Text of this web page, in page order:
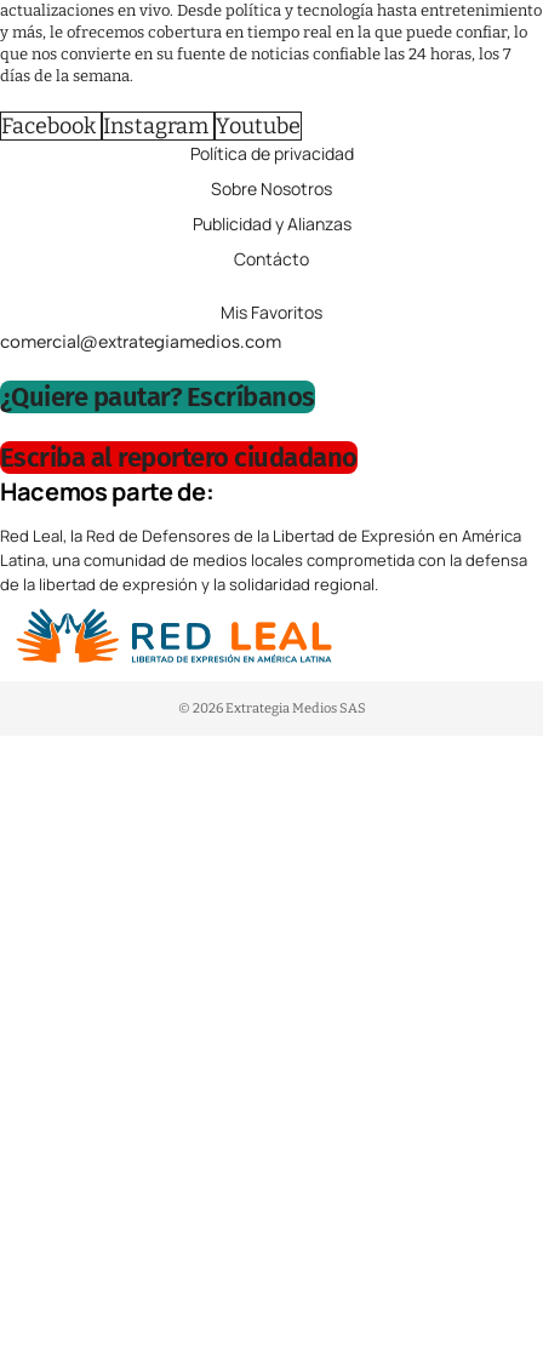
actualizaciones en vivo. Desde política y tecnología hasta entretenimiento
y más, le ofrecemos cobertura en tiempo real en la que puede confiar, lo
que nos convierte en su fuente de noticias confiable las 24 horas, los 7
días de la semana.
Facebook Instagram Youtube
Política de privacidad
Sobre Nosotros
Publicidad y Alianzas
Contácto
Mis Favoritos
comercial@extrategiamedios.com
¿Quiere pautar? Escríbanos
Escriba al reportero ciudadano
Hacemos parte de:
Red Leal, la Red de Defensores de la Libertad de Expresión en América
Latina, una comunidad de medios locales comprometida con la defensa
de la libertad de expresión y la solidaridad regional.
© 2026 Extrategia Medios SAS